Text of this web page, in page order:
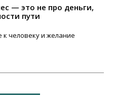
— это не про деньги,
пути
человеку и желание